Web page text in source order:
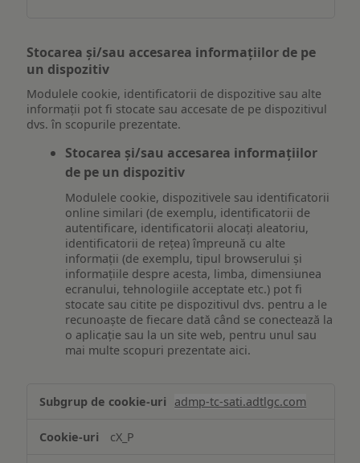
Stocarea și/sau accesarea informațiilor de pe
un dispozitiv
Modulele cookie, identificatorii de dispozitive sau alte
informații pot fi stocate sau accesate de pe dispozitivul
dvs. în scopurile prezentate.
Stocarea și/sau accesarea informațiilor
de pe un dispozitiv
Modulele cookie, dispozitivele sau identificatorii
online similari (de exemplu, identificatorii de
autentificare, identificatorii alocați aleatoriu,
identificatorii de rețea) împreună cu alte
informații (de exemplu, tipul browserului și
informațiile despre acesta, limba, dimensiunea
ecranului, tehnologiile acceptate etc.) pot fi
stocate sau citite pe dispozitivul dvs. pentru a le
recunoaște de fiecare dată când se conectează la
o aplicație sau la un site web, pentru unul sau
mai multe scopuri prezentate aici.
și/sau
informațiilor
admp-tc-sati.adtlgc.com
cX_P